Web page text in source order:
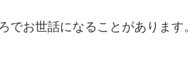
お世話になることがあります。